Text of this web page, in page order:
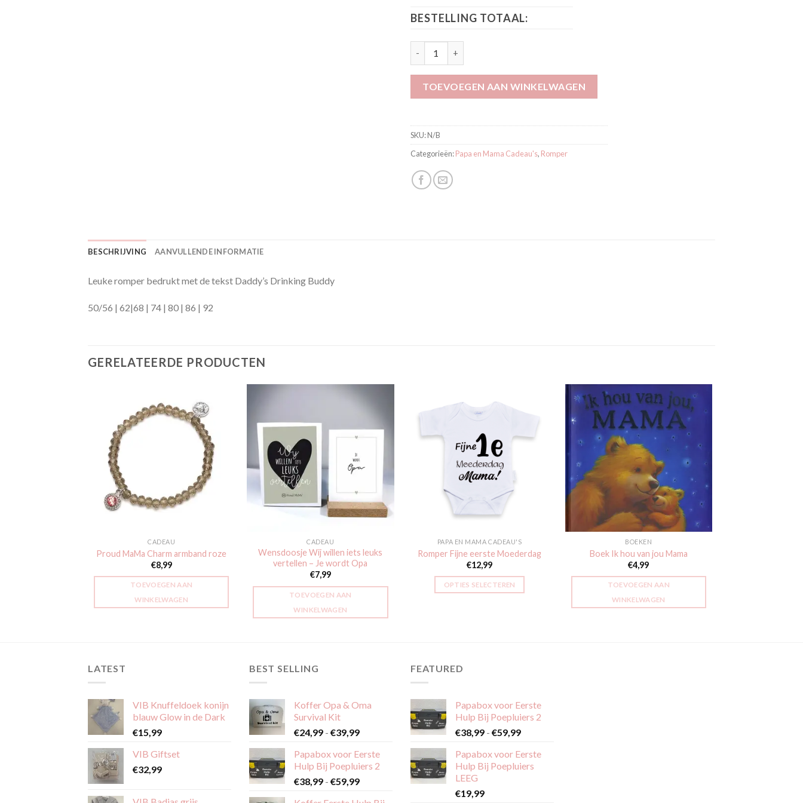
BESTELLING TOTAAL:
TOEVOEGEN AAN WINKELWAGEN
SKU:N/B
Categorieën:Papa en Mama Cadeau's, Romper
BESCHRIJVING AANVULLENDE INFORMATIE
Leuke romper bedrukt met de tekst Daddy’s Drinking Buddy
50/56 | 62|68 | 74 | 80 | 86 | 92
GERELATEERDE PRODUCTEN
Toevoegen
aan
verlanglijst
CADEAU
Proud MaMa Charm armband roze
€8,99
TOEVOEGEN AAN
WINKELWAGEN
Toevoegen
verlanglijst
CADEAU
Wensdoosje Wij willen iets leuks
vertellen – Je wordt Opa
€7,99
TOEVOEGEN AAN
WINKELWAGEN
Toevoegen
PAPA EN MAMA CADEAU'S
Romper Fijne eerste Moederdag
€12,99
OPTIES SELECTEREN
gekozen
worden
op
de
productpagina
Toevoegen
aan
BOEKEN
Boek Ik hou van jou Mama
€4,99
TOEVOEGEN AAN
WINKELWAGEN
LATEST
VIB Knuffeldoek konijn
blauw Glow in de Dark
€15,99
VIB Giftset
€32,99
BEST SELLING
Koffer Opa & Oma
Survival Kit
€24,99 - €39,99Prijsklasse:
tot
€39,99
Papabox voor Eerste
Hulp Bij Poepluiers 2
€38,99 - €59,99Prijsklasse:
FEATURED
Papabox voor Eerste
Hulp Bij Poepluiers 2
€38,99 - €59,99Prijsklasse:
tot
€59,99
Papabox voor Eerste
Hulp Bij Poepluiers
LEEG
€19,99